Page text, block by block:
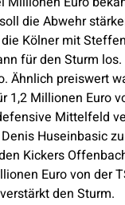
die Abwehr
Kölner mit
für den Sturm
Ähnlich preiswert
1,2 Millionen Euro
Mittelfeld
Huseinbasic
Kickers
Euro von der
den Sturm.